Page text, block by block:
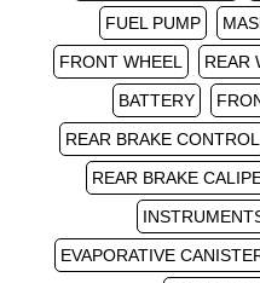
FUEL PUMP
FRONT WHEEL
REAR
BATTERY
REAR BRAKE CONTROL
REAR BRAKE
EVAPORATIVE